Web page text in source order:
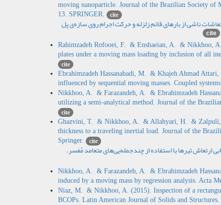
moving nanoparticle. Journal of the Brazilian Society of
13. SPRINGER.
cite
اردلان . و رحیم زاده رفوئی، فیاض . (1396). بررسی ارتعاشات ناشی از بارهای قائم زلزله و حرکت اجرام روی سازه‌ی پل
cite
Rahimzadeh Rofooei, F. & Enshaeian, A. & Nikkhoo,
plates under a moving mass loading by inclusion of all
cite
Ebrahimzadeh Hassanabadi, M. & Khajeh Ahmad
influenced by sequential moving masses. Coupled
Nikkhoo, A. & Farazandeh, A. & Ebrahimzadeh
utilizing a semi-analytical method. Journal of the
cite
Ghazvini, T. & Nikkhoo, A. & Allahyari, H. & Zalpuli,
thickness to a traveling inertial load. Journal of the
Springer.
cite
و فرازنده، علی . و نیکخو، علی. و رحیم زاده رفوئی، فیاض. (1394). ارزیابی ارتعاش تیرها با استفاده از چند‌جمله‌یی‌های متعامد مُفسر.
Nikkhoo, A. & Farazandeh, A. & Ebrahimzadeh
induced by a moving mass by regression analysis. Acta
Niaz, M. & Nikkhoo, A. (2015). Inspection of a
BCOPs. Latin American Journal of Solids and